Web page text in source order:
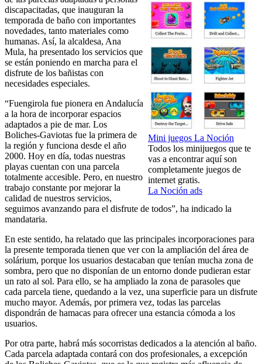
Mini juegos La Noción
Todos los minijuegos que te
vas a encontrar aquí son
completamente juegos de
internet gratis.
La Noción ads
discapacitadas, que inauguran la
temporada de baño con importantes
novedades, tanto materiales como
humanas. Así, la alcaldesa, Ana
Mula, ha presentado los servicios que
se están poniendo en marcha para el
disfrute de los bañistas con
necesidades especiales.
“Fuengirola fue pionera en Andalucía
a la hora de incorporar espacios
adaptados a pie de mar. Los
Boliches-Gaviotas fue la primera de
la región y funciona desde el año
2000. Hoy en día, todas nuestras
playas cuentan con una parcela
totalmente accesible. Pero, en nuestro
trabajo constante por mejorar la
calidad de nuestros servicios,
seguimos avanzando para el disfrute de todos”, ha indicado la
mandataria.
En este sentido, ha relatado que las principales incorporaciones para
la presente temporada tienen que ver con la ampliación del área de
solárium, porque los usuarios destacaban que tenían mucha zona de
sombra, pero que no disponían de un entorno donde pudieran estar
un rato al sol. Para ello, se ha ampliado la zona de parasoles que
cada parcela tiene, quedando a la vez, una superficie para un disfrute
mucho mayor. Además, por primera vez, todas las parcelas
dispondrán de hamacas para ofrecer una estancia cómoda a los
usuarios.
Por otra parte, habrá más socorristas dedicados a la atención al baño.
Cada parcela adaptada contará con dos profesionales, a excepción